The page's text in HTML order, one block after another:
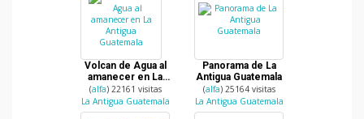
Volcan de Agua al
amanecer en La
Antigua Guatemala
(alfa) 22161 visitas
La Antigua Guatemala
Panorama de La
Antigua Guatemala
(alfa) 25164 visitas
La Antigua Guatemala